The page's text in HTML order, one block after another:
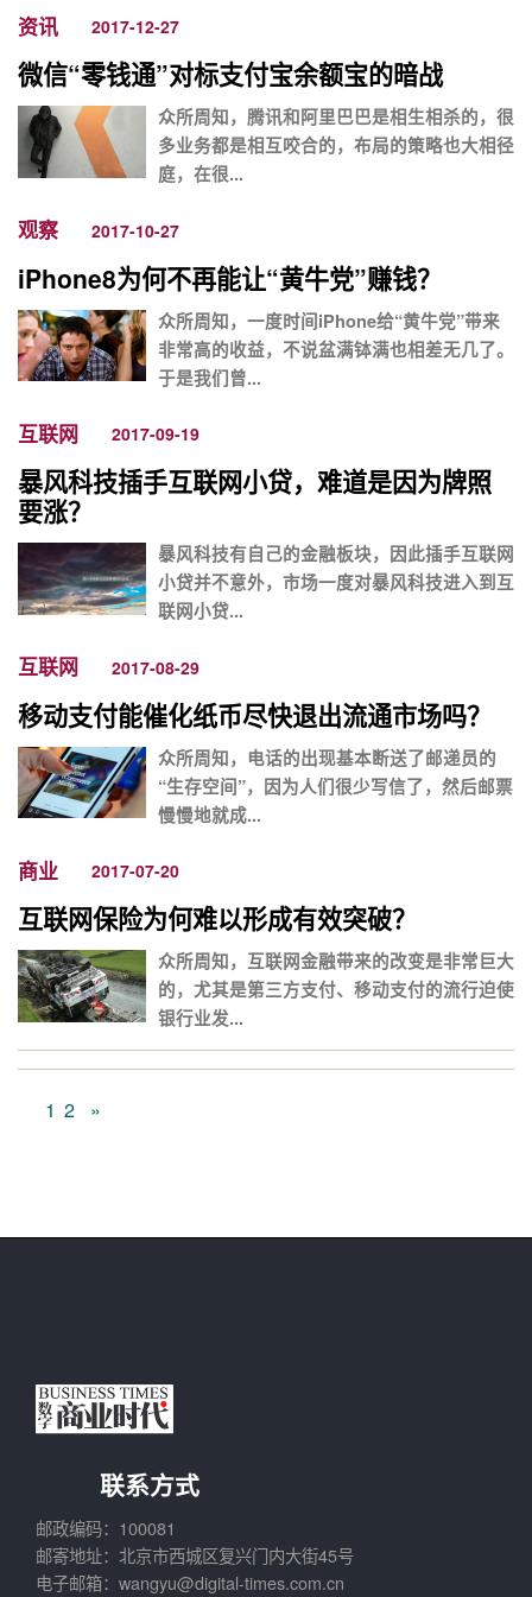
资讯 2017-12-27
微信“零钱通”对标支付宝余额宝的暗战
众所周知，腾讯和阿里巴巴是相生相杀的，很
多业务都是相互咬合的，布局的策略也大相径
庭，在很...
观察 2017-10-27
iPhone8为何不再能让“黄牛党”赚钱？
众所周知，一度时间iPhone给“黄牛党”带来
非常高的收益，不说盆满钵满也相差无几了。
于是我们曾...
互联网 2017-09-19
暴风科技插手互联网小贷，难道是因为牌照
要涨？
暴风科技有自己的金融板块，因此插手互联网
小贷并不意外，市场一度对暴风科技进入到互
联网小贷...
互联网 2017-08-29
移动支付能催化纸币尽快退出流通市场吗？
众所周知，电话的出现基本断送了邮递员的
“生存空间”，因为人们很少写信了，然后邮票
慢慢地就成...
商业 2017-07-20
互联网保险为何难以形成有效突破？
众所周知，互联网金融带来的改变是非常巨大
的，尤其是第三方支付、移动支付的流行迫使
银行业发...
1 2 »
联系方式
邮政编码：100081
邮寄地址：北京市西城区复兴门内大街45号
电子邮箱：wangyu@digital-times.com.cn